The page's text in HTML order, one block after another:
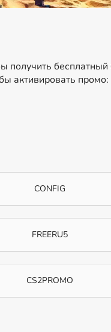
получить бесплатный
активировать промо:
CONFIG
FREERU5
CS2PROMO